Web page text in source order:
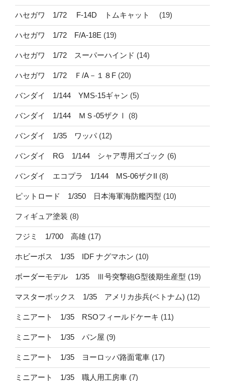
ハセガワ 1/72 F-14D トムキャット (19)
ハセガワ 1/72 F/A-18E (19)
ハセガワ 1/72 スーパーハインド (14)
ハセガワ 1/72 Ｆ/A－１８F (20)
バンダイ 1/144 YMS-15ギャン (5)
バンダイ 1/144 ＭＳ-05ザクⅠ (8)
バンダイ 1/35 ワッパ(12)
バンダイ RG 1/144 シャア専用ズゴック (6)
バンダイ エコプラ 1/144 MS-06ザクII (8)
ピットロード 1/350 日本海軍海防艦丙型 (10)
フィギュア塗装 (8)
フジミ 1/700 高雄 (17)
ホビーボス 1/35 IDF ナグマホン (10)
ボーダーモデル 1/35 Ⅲ号突撃砲G型後期生産型 (19)
マスターボックス 1/35 アメリカ歩兵(ベトナム) (12)
ミニアート 1/35 RSOフィールドケーキ (11)
ミニアート 1/35 パン屋 (9)
ミニアート 1/35 ヨーロッパ路面電車 (17)
ミニアート 1/35 職人用工房車 (7)